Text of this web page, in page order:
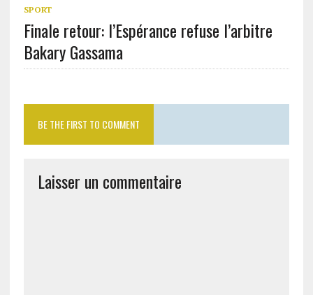
SPORT
Finale retour: l’Espérance refuse l’arbitre
Bakary Gassama
BE THE FIRST TO COMMENT
Laisser un commentaire